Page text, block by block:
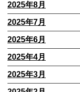
2025年8月
2025年7月
2025年6月
2025年4月
2025年3月